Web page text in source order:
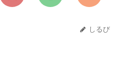
しるび